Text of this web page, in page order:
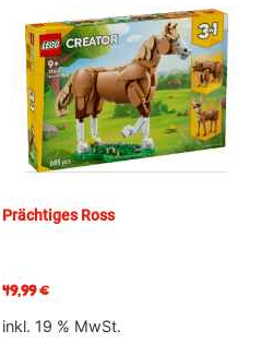
Prächtiges Ross
49,99€
inkl. 19 % MwSt.